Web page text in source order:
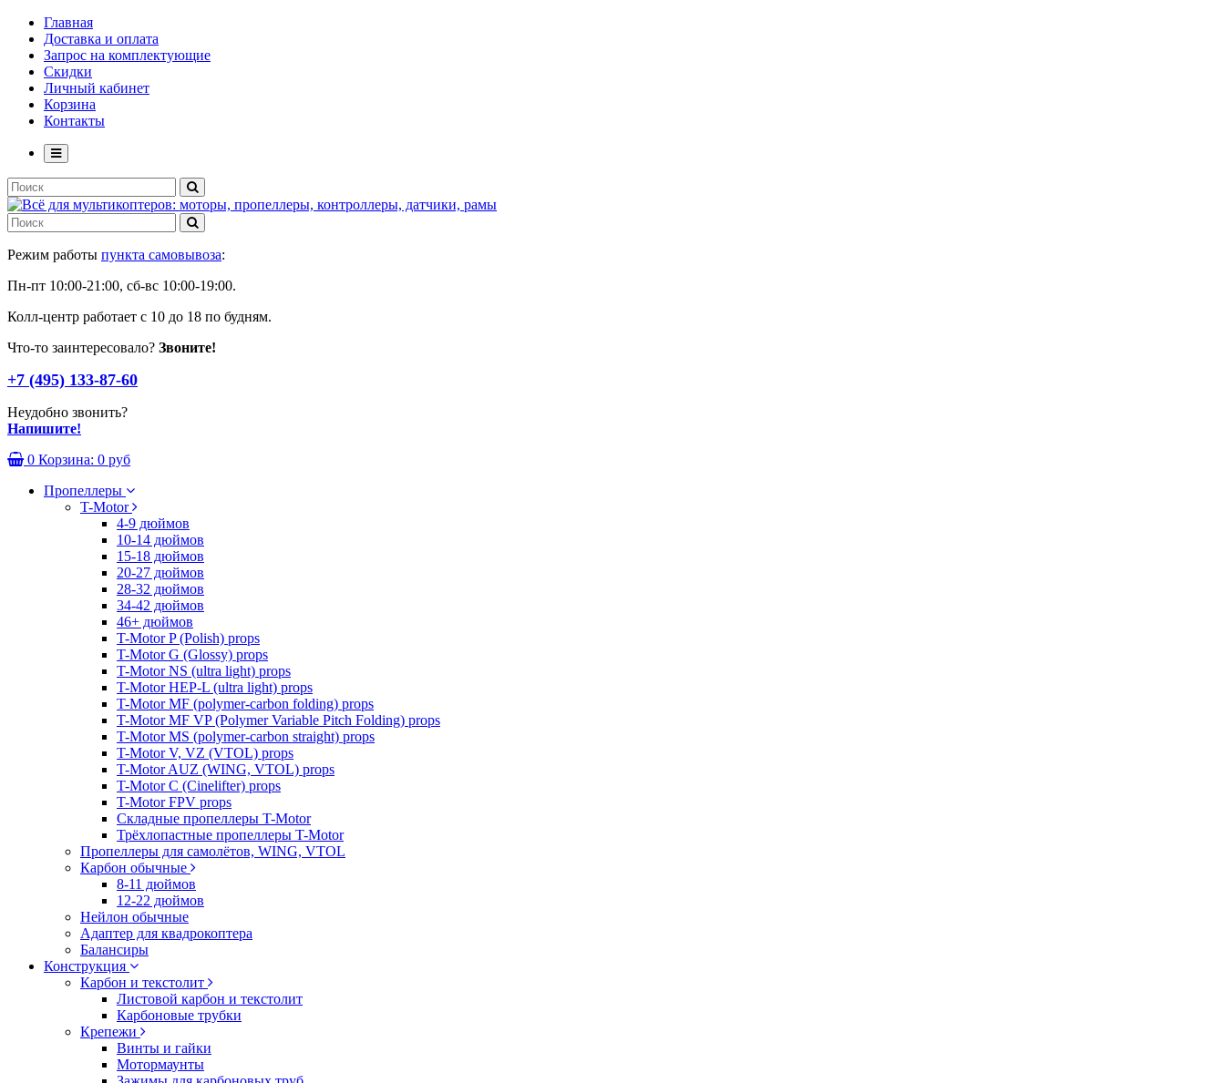
Главная
Доставка и оплата
Запрос на комплектующие
Скидки
Личный кабинет
Корзина
Контакты
Режим работы пункта самовывоза:
Пн-пт 10:00-21:00, сб-вс 10:00-19:00.
Колл-центр работает с 10 до 18 по будням.
Что-то заинтересовало? Звоните!
+7 (495) 133-87-60
Неудобно звонить?
Напишите!
0 Корзина: 0 руб
Пропеллеры
T-Motor
4-9 дюймов
10-14 дюймов
15-18 дюймов
20-27 дюймов
28-32 дюймов
34-42 дюймов
46+ дюймов
T-Motor P (Polish) props
T-Motor G (Glossy) props
T-Motor NS (ultra light) props
T-Motor HEP-L (ultra light) props
T-Motor MF (polymer-carbon folding) props
T-Motor MF VP (Polymer Variable Pitch Folding) props
T-Motor MS (polymer-carbon straight) props
T-Motor V, VZ (VTOL) props
T-Motor AUZ (WING, VTOL) props
T-Motor C (Cinelifter) props
T-Motor FPV props
Складные пропеллеры T-Motor
Трёхлопастные пропеллеры T-Motor
Пропеллеры для самолётов, WING, VTOL
Карбон обычные
8-11 дюймов
12-22 дюймов
Нейлон обычные
Адаптер для квадрокоптера
Балансиры
Конструкция
Карбон и текстолит
Листовой карбон и текстолит
Карбоновые трубки
Крепежи
Винты и гайки
Мотормаунты